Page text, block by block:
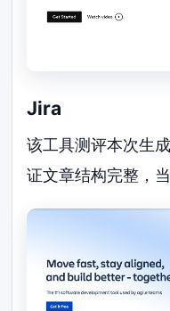
Jira
该工具测评本次生
证文章结构完整，